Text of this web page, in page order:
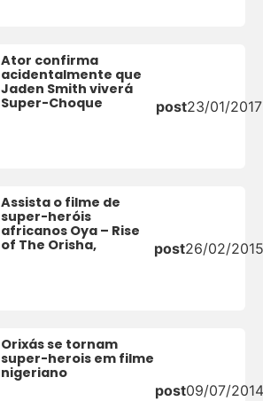
Ator confirma
acidentalmente que
Jaden Smith viverá
Super-Choque
post23/01/2017
Assista o filme de
super-heróis
africanos Oya – Rise
of The Orisha,
post26/02/
Orixás se tornam
super-herois em filme
nigeriano
post09/07/2014